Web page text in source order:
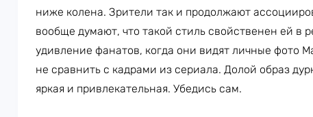
ниже колена. Зрители так и продолжают
вообще думают, что такой стиль свойственен ей в
удивление фанатов, когда они видят личные фото
не сравнить с кадрами из сериала. Долой образ
яркая и привлекательная. Убедись сам.